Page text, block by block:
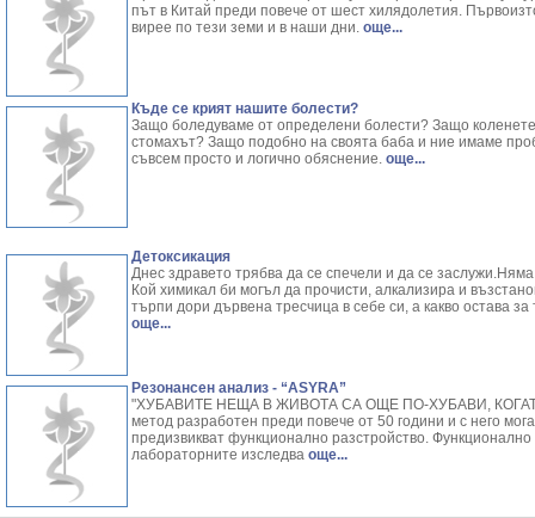
път в Китай преди повече от шест хилядолетия.
вирее по тези земи и в наши дни. още...
Къде се крият нашите болести?
Защо боледуваме от определени болести? Защо
стомахът? Защо подобно на своята баба и ние имаме
съвсем просто и логично обяснение. още...
Детоксикация
Днес здравето трябва да се спечели и да се
Кой химикал би могъл да прочисти, алкализира и
търпи дори дървена тресчица в себе си, а какво остава
още...
Резонансен анализ - “ASYRA”
"ХУБАВИТЕ НЕЩА В ЖИВОТА СА ОЩЕ ПО-ХУБАВИ, КОГАТО
метод разработен преди повече от 50 години и с него
предизвикват функционално разстройство. Функционално
лабораторните изследва още...